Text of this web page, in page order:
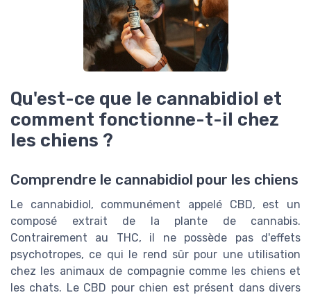
Qu'est-ce que le cannabidiol et
comment fonctionne-t-il chez
les chiens ?
Comprendre le cannabidiol pour les chiens
Le cannabidiol, communément appelé CBD, est un
composé extrait de la plante de cannabis.
Contrairement au THC, il ne possède pas d'effets
psychotropes, ce qui le rend sûr pour une utilisation
chez les animaux de compagnie comme les chiens et
les chats. Le CBD pour chien est présent dans divers